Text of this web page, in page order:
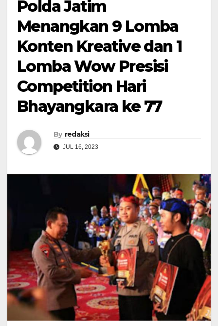
Polda Jatim
Menangkan 9 Lomba
Konten Kreative dan 1
Lomba Wow Presisi
Competition Hari
Bhayangkara ke 77
By redaksi
JUL 16, 2023